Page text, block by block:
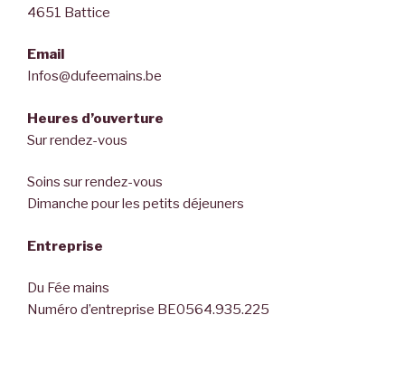
4651 Battice
Email
Infos@dufeemains.be
Heures d’ouverture
Sur rendez-vous
Soins sur rendez-vous
Dimanche pour les petits déjeuners
Entreprise
Du Fée mains
Numéro d’entreprise BE0564.935.225